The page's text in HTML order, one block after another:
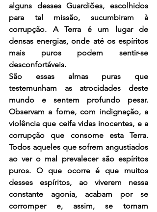
alguns desses Guardiões, escolhidos
para tal missão, sucumbiram à
corrupção. A Terra é um lugar de
densas energias, onde até os espíritos
mais puros podem sentir-se
desconfortáveis.
São essas almas puras que
testemunham as atrocidades deste
mundo e sentem profundo pesar.
Observam a fome, com indignação, a
violência que ceifa vidas inocentes, e a
corrupção que consome esta Terra.
Todos aqueles que sofrem angustiados
ao ver o mal prevalecer são espíritos
puros. O que ocorre é que muitos
desses espíritos, ao viverem nessa
constante agonia, acabam por se
corromper e, assim, se tornam